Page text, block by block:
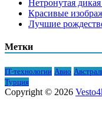
Нетронутая
Красивые
Лучшие
Метки
IT-технологии Авио
Турция
Copyright © 2026